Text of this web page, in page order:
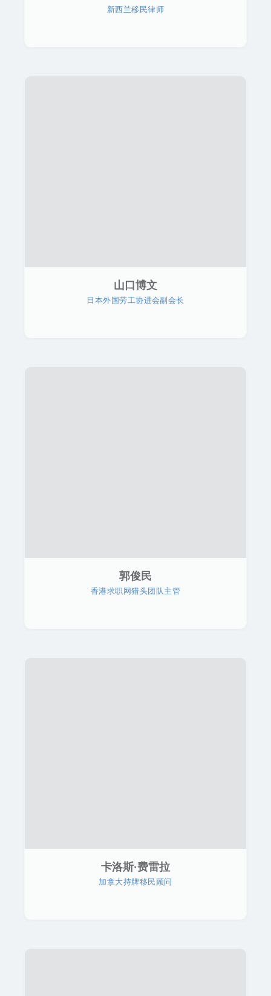
新西兰移民律师
山口博文
日本外国劳工协进会副会长
郭俊民
香港求职网猎头团队主管
卡洛斯·费雷拉
加拿大持牌移民顾问